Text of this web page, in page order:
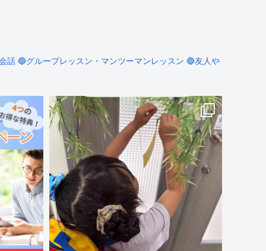
話 🔵グループレッスン・マンツーマンレッスン 🔵友人や